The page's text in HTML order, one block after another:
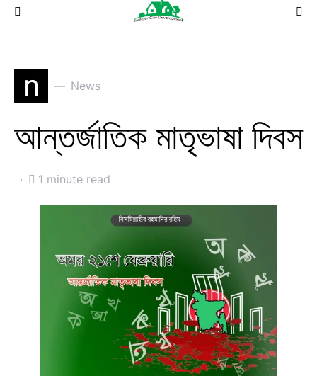
n News
আন্তর্জাতিক মাতৃভাষা দিবস
1 minute read